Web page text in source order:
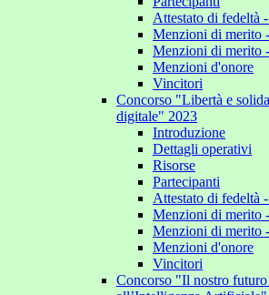
Attestato di fedeltà
Menzioni di merito
Menzioni di merito
Menzioni d'onore
Vincitori
Concorso "Libertà e
digitale" 2023
Introduzione
Dettagli operativi
Risorse
Partecipanti
Attestato di fedeltà
Menzioni di merito
Menzioni di merito
Menzioni d'onore
Vincitori
Concorso "Il nostro futuro